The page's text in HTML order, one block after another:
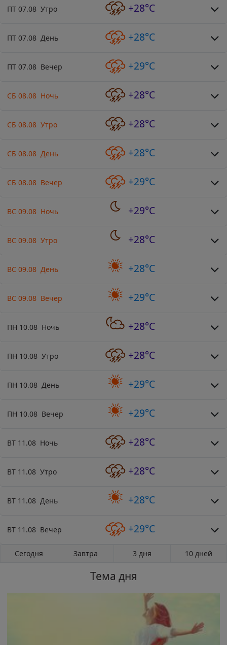
ПТ 07.08 Утро +28°C
ПТ 07.08 День +28°C
ПТ 07.08 Вечер +29°C
СБ 08.08 Ночь +28°C
СБ 08.08 Утро +28°C
СБ 08.08 День +28°C
СБ 08.08 Вечер +29°C
ВС 09.08 Ночь +29°C
ВС 09.08 Утро +28°C
ВС 09.08 День +28°C
ВС 09.08 Вечер +29°C
ПН 10.08 Ночь +28°C
ПН 10.08 Утро +28°C
ПН 10.08 День +29°C
ПН 10.08 Вечер +29°C
ВТ 11.08 Ночь +28°C
ВТ 11.08 Утро +28°C
ВТ 11.08 День +28°C
ВТ 11.08 Вечер +29°C
Сегодня Завтра 3 дня 10 дней
Тема дня